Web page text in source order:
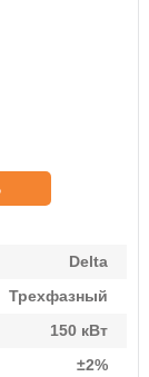
Delta
Трехфазный
150 кВт
±2%